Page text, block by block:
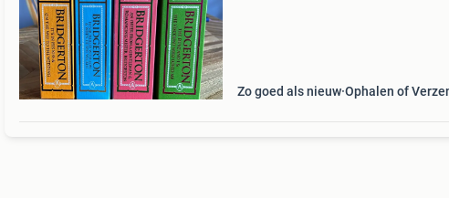
Zo goed als nieuw Ophalen of